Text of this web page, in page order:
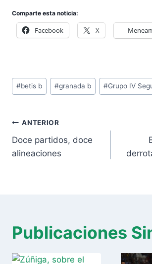
Comparte esta noticia:
Facebook X
Etiquetas
de
entrada:
#betis b #granada b #Grupo IV
Navegación
de
entradas
ANTERIOR
Doce partidos, doce
alineaciones
Publicaciones